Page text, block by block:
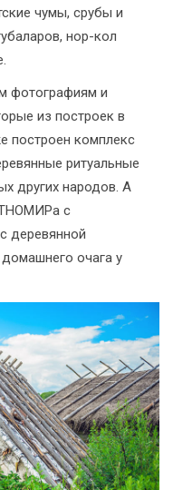
чумы, срубы и
нор-кол
фотографиям и
из построек в
построен комплекс
ритуальные
других народов. А
с
деревянной
очага у